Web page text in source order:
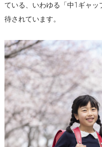
ている、いわゆる「中1ギャ
待されています。